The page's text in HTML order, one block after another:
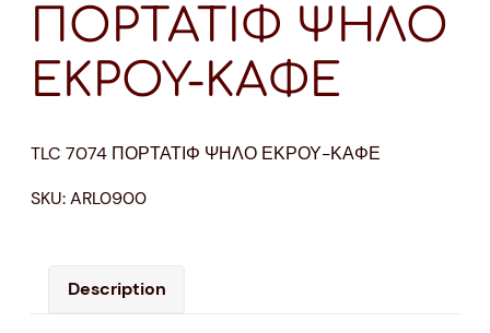
ΠΟΡΤΑΤΙΦ ΨΗΛΟ
ΕΚΡΟΥ-ΚΑΦΕ
TLC 7074 ΠΟΡΤΑΤΙΦ ΨΗΛΟ ΕΚΡΟΥ-ΚΑΦΕ
SKU:ARL0900
Description